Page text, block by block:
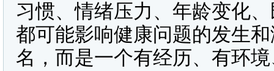
习惯、情绪压力、年龄变化
都可能影响健康问题的发生
名，而是一个有经历、有环